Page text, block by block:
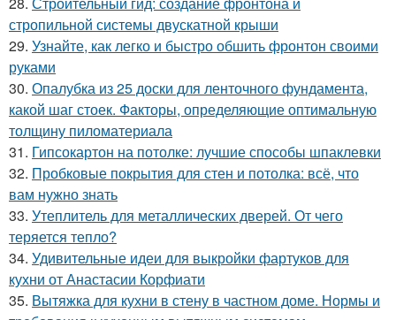
стропильной системы двускатной крыши
29. Узнайте, как легко и быстро обшить фронтон своими
руками
30. Опалубка из 25 доски для ленточного фундамента,
какой шаг стоек. Факторы, определяющие оптимальную
толщину пиломатериала
31. Гипсокартон на потолке: лучшие способы шпаклевки
32. Пробковые покрытия для стен и потолка: всё, что
вам нужно знать
33. Утеплитель для металлических дверей. От чего
теряется тепло?
34. Удивительные идеи для выкройки фартуков для
кухни от Анастасии Корфиати
35. Вытяжка для кухни в стену в частном доме. Нормы и